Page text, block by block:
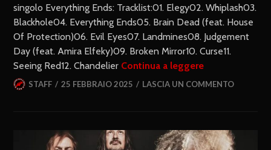
singolo Everything Ends: Tracklist:01. Elegy02. Whiplash03.
Blackhole04. Everything Ends05. Brain Dead (feat. House
Of Protection)06. Evil Eyes07. Landmines08. Judgement
Day (feat. Amira Elfeky)09. Broken Mirror10. Curse11.
Seeing Red12. Chandelier Continua a leggere
STAFF 25 FEBBRAIO 2025 LASCIA UN COMMENTO